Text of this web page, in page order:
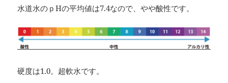
水道水のｐHの平均値は7.4なので、やや酸性です。
硬度は1.0。超軟水です。